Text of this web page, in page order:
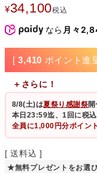
¥34,100税込
なら 月々
[ 3,410 ポイント進
＋さらに！
8/8(土)は夏祭り感謝祭開
本日23:59迄、1回に税
全員に1,000円分ポイン
送料込
★無料プレゼントをお選